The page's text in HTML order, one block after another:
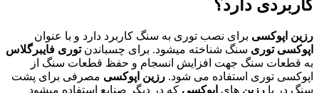
کاربردی دارد؟
رزین اپوکسی برای نصب توری به سنگ کاربرد دارد و با عنوان
اپوکسی توری سنگ شناخته میشود. برای چسباندنتوری فایبرگلاس
به قطعات سنگ جهت افزایش انسجام و حفظ قطعات سنگ از
اپوکسی توری استفاده می شود. رزین اپوکسی مصرفی برای پشت
سنگ در با رزین های اپوکسی که در دیگر صنایع استفاده میشود